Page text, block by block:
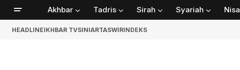
Akhbar Tadris Sirah Syariah Nisa
HEADLINEIKHBAR TVSINIARTASWIRINDEKS